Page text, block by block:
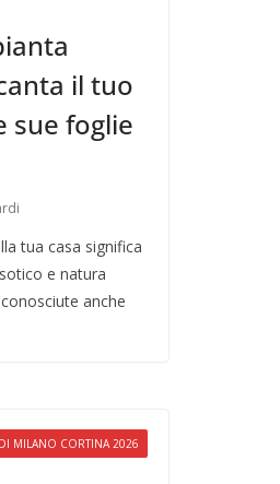
il tuo
sue foglie
tua casa significa
e natura
anche
MILANO CORTINA 2026